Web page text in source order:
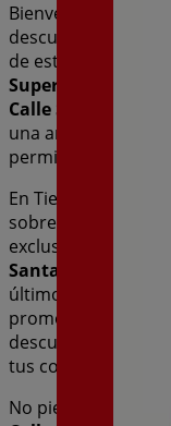
Bienvenido a la
descubrir las
de esta destacada
Supermercados
.
Calle Santa
una amplia gama
permitirán ahorrar
En Tiendeo te
sobre
, como
exclusivas y la
Santa Bárbara, 38
últimos catálogos de
promociones más
descuentos en
tus compras en
No pierdas la